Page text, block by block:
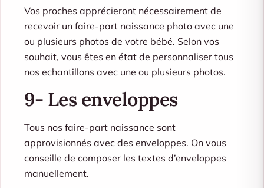
Vos proches apprécieront nécessairement de
recevoir un faire-part naissance photo avec une
ou plusieurs photos de votre bébé. Selon vos
souhait, vous êtes en état de personnaliser tous
nos echantillons avec une ou plusieurs photos.
9- Les enveloppes
Tous nos faire-part naissance sont
approvisionnés avec des enveloppes. On vous
conseille de composer les textes d’enveloppes
manuellement.